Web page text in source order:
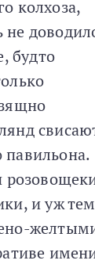
колхоза,
будто
и уж тем